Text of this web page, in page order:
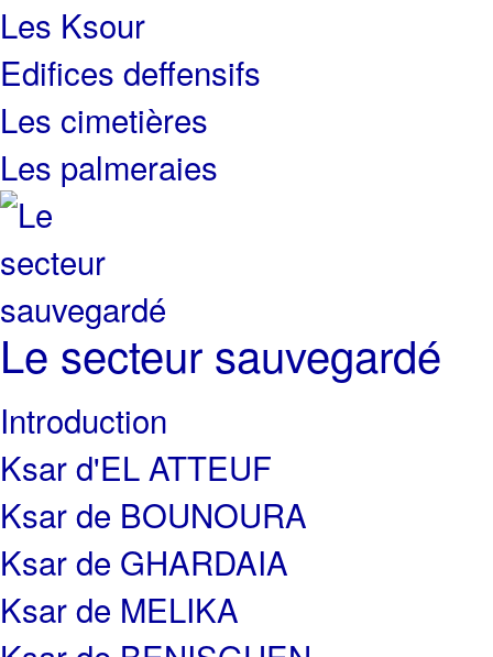
Les Ksour
Edifices deffensifs
Les cimetières
Les palmeraies
Le secteur sauvegardé
Introduction
Ksar d'EL ATTEUF
Ksar de BOUNOURA
Ksar de GHARDAIA
Ksar de MELIKA